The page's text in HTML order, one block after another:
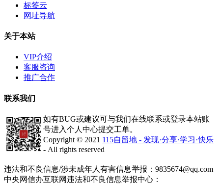
标签云
网址导航
关于本站
VIP介绍
客服咨询
推广合作
联系我们
如有BUG或建议可与我们在线联系或登录本站账
号进入个人中心提交工单。
Copyright © 2021 115自留地 - 发现·分享·学习·快乐
- All rights reserved
违法和不良信息/涉未成年人有害信息举报：9835674@qq.com
中央网信办互联网违法和不良信息举报中心：